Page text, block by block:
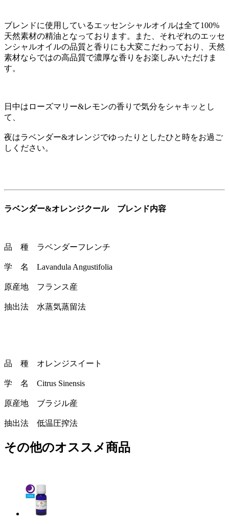
ブレンドに使用しているエッセンシャルオイルは全て100%
天然素材の精油となっております。また、それぞれのエッセ
ンシャルオイルの品質と香りにも大変こだわっており、天然
素材ならではの高品質で濃厚な香りをお楽しみいただけま
す。
日中はローズマリー&レモンの香りで気分をシャキッとし
て、
夜はラベンダー&オレンジでゆったりとしたひと時をお過ご
しください。
ラベンダー&オレンジクール ブレンド内容
品 種 ラベンダーフレンチ
学 名 Lavandula Angustifolia
原産地 フランス産
抽出法 水蒸気蒸留法
品 種 オレンジスイート
学 名 Citrus Sinensis
原産地 ブラジル産
抽出法 低温圧搾法
その他のオススメ商品